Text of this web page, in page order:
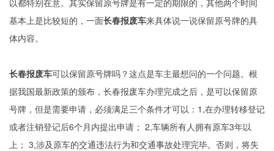
基本上是比较短的，一面长春报废车来具体说一说保留原号牌的具
体内容。
长春报废车可以保留原号牌吗？这点是车主最想问的一个问题。根
据我国最新政策的颁布，长春报废车办理完成之后，是可以保留原
号牌，但是需要申请，必须满足三个条件才可以：1,在办理转移登记
或者注销登记后6个月内提出申请； 2,车辆所有人拥有原车3年以
上； 3,涉及原车的交通违法行为和交通事故处理完毕。否则，将失